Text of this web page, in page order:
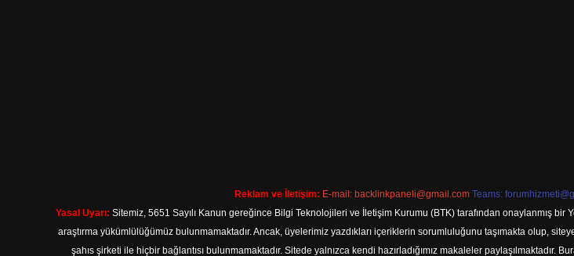
Reklam ve İletişim: E-mail: backlinkpaneli@gmail.com Teams:
Yasal Uyarı: Sitemiz, 5651 Sayılı Kanun gereğince Bilgi Teknolojileri ve İletişim Kurumu (BTK) tarafından onaylanmış
araştırma yükümlülüğümüz bulunmamaktadır. Ancak, üyelerimiz yazdıkları içeriklerin sorumluluğunu taşımakta olup,
şahıs şirketi ile hiçbir bağlantısı bulunmamaktadır. Sitede yalnızca kendi hazırladığımız makaleler